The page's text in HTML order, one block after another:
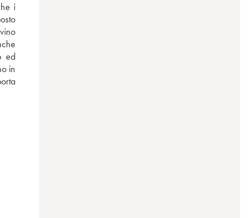
i
ed
in